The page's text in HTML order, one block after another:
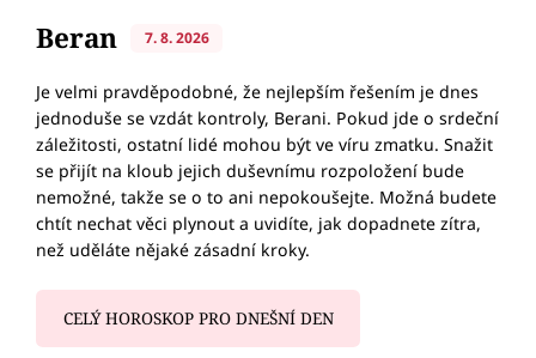
Beran 7. 8. 2026
Je velmi pravděpodobné, že nejlepším řešením je dnes
jednoduše se vzdát kontroly, Berani. Pokud jde o srdeční
záležitosti, ostatní lidé mohou být ve víru zmatku. Snažit
se přijít na kloub jejich duševnímu rozpoložení bude
nemožné, takže se o to ani nepokoušejte. Možná budete
chtít nechat věci plynout a uvidíte, jak dopadnete zítra,
než uděláte nějaké zásadní kroky.
CELÝ HOROSKOP PRO DNEŠNÍ DEN